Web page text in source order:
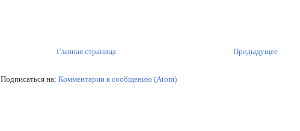
Предыдущее
Главная страница
Подписаться на: Комментарии к сообщению (Atom)